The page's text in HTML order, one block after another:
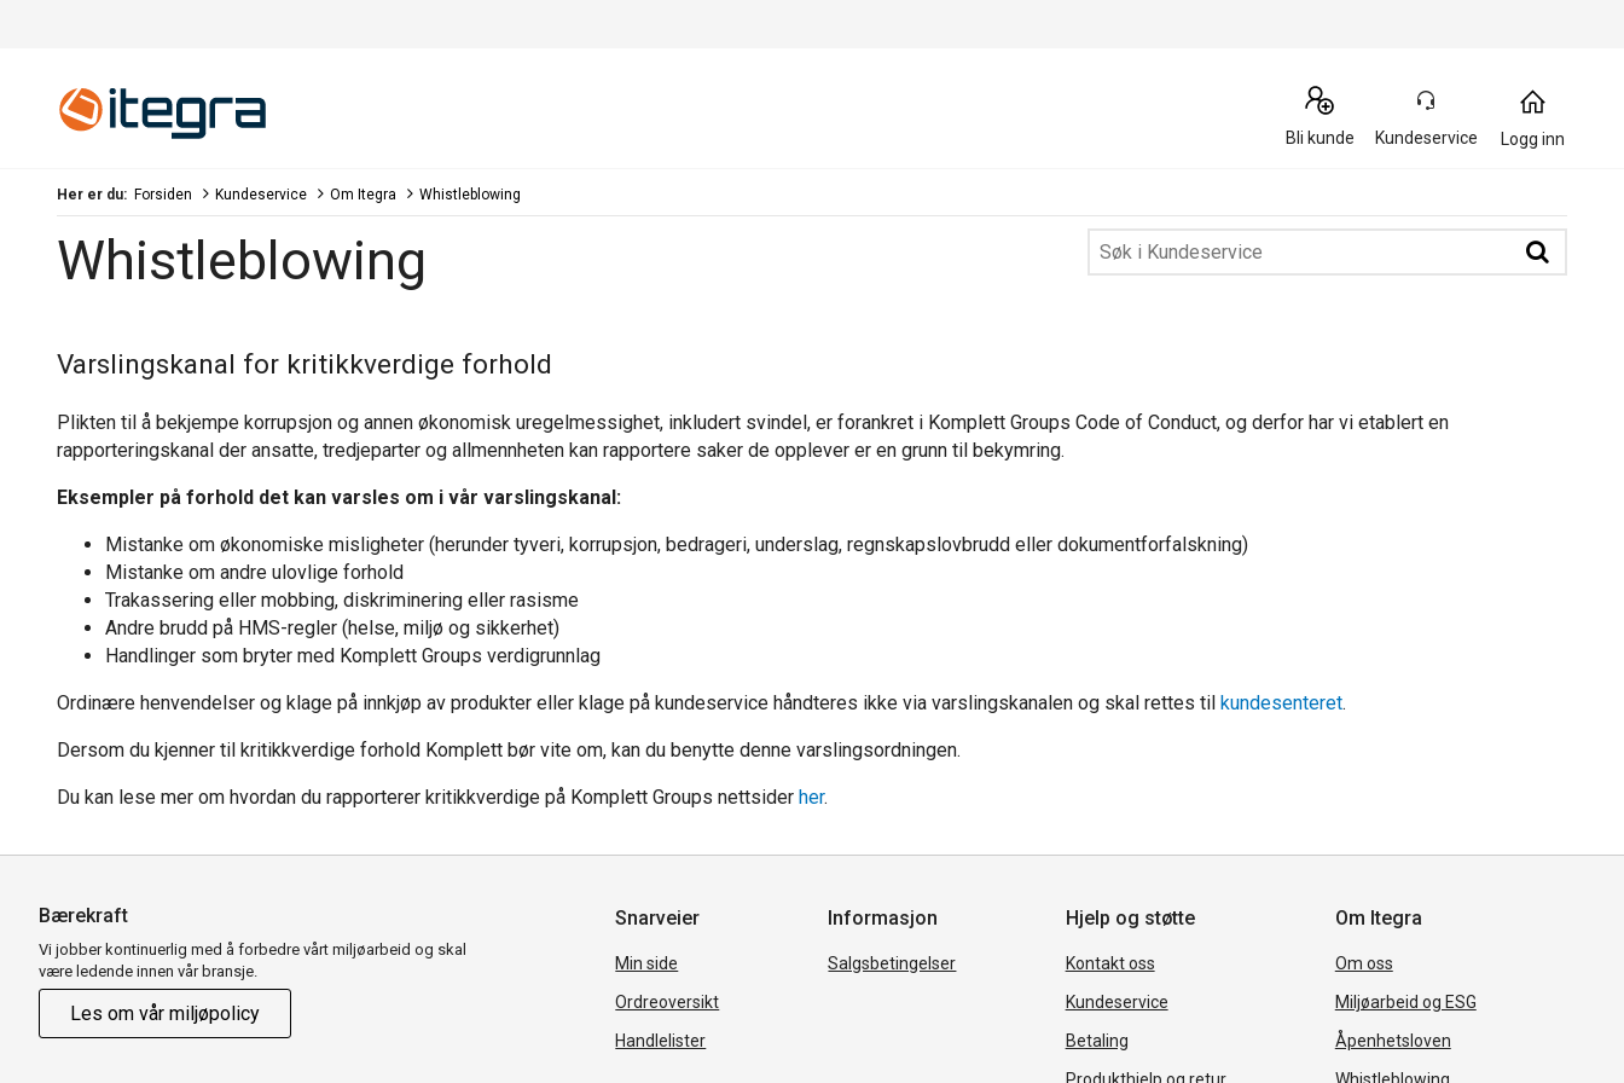
Bli kunde Kundeservice Logg inn
Her er du: Forsiden Kundeservice Om Itegra Whistleblowing
Whistleblowing
Varslingskanal for kritikkverdige forhold
Plikten til å bekjempe korrupsjon og annen økonomisk uregelmessighet, inkludert svindel, er forankret i Komplett Groups Code of Conduct, og derfor har vi etablert en
rapporteringskanal der ansatte, tredjeparter og allmennheten kan rapportere saker de opplever er en grunn til bekymring.
Eksempler på forhold det kan varsles om i vår varslingskanal:
Mistanke om økonomiske misligheter (herunder tyveri, korrupsjon, bedrageri, underslag, regnskapslovbrudd eller dokumentforfalskning)
Mistanke om andre ulovlige forhold
Trakassering eller mobbing, diskriminering eller rasisme
Andre brudd på HMS-regler (helse, miljø og sikkerhet)
Handlinger som bryter med Komplett Groups verdigrunnlag
Ordinære henvendelser og klage på innkjøp av produkter eller klage på kundeservice håndteres ikke via varslingskanalen og skal rettes til kundesenteret.
Dersom du kjenner til kritikkverdige forhold Komplett bør vite om, kan du benytte denne varslingsordningen.
Du kan lese mer om hvordan du rapporterer kritikkverdige på Komplett Groups nettsider her.
Bærekraft
Vi jobber kontinuerlig med å forbedre vårt miljøarbeid og skal
være ledende innen vår bransje.
Les om vår miljøpolicy
Snarveier
Min side
Ordreoversikt
Handlelister
Informasjon
Salgsbetingelser
Hjelp og støtte
Kontakt oss
Kundeservice
Betaling
Om Itegra
Om oss
Miljøarbeid og ESG
Åpenhetsloven